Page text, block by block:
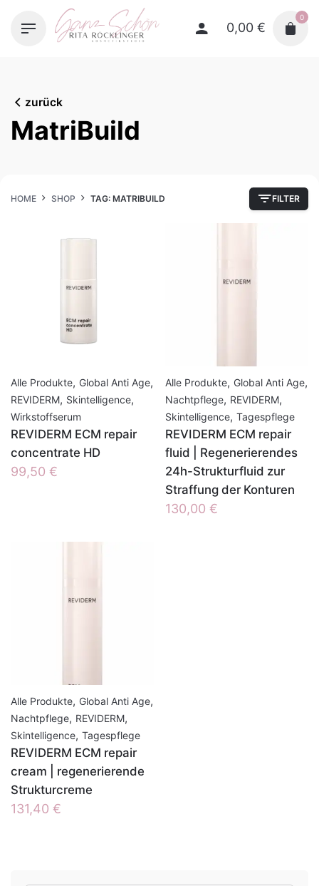
0,00 €
0
zurück
MatriBuild
HOME SHOP TAG: MATRIBUILD FILTER
Alle Produkte, Global Anti Age,
REVIDERM, Skintelligence,
Wirkstoffserum
REVIDERM ECM repair
concentrate HD
99,50 €
Alle Produkte, Global Anti Age,
Nachtpflege, REVIDERM,
Skintelligence, Tagespflege
REVIDERM ECM repair
fluid | Regenerierendes
24h-Strukturfluid zur
Straffung der Konturen
130,00 €
Alle Produkte, Global Anti Age,
Nachtpflege, REVIDERM,
Skintelligence, Tagespflege
REVIDERM ECM repair
cream | regenerierende
Strukturcreme
131,40 €